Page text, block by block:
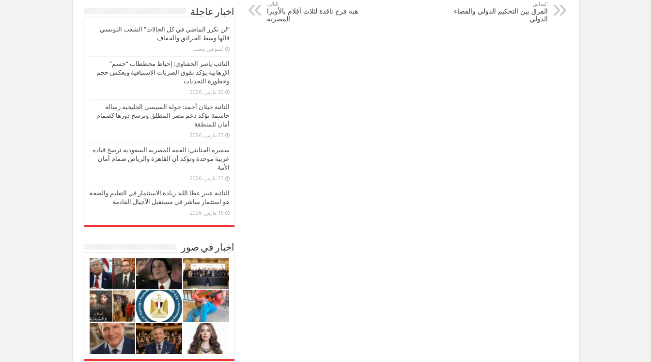
السابق
الفرق بين التحكيم الدولي والقضاء
الدولي
التالي
هبه فرج ناقدة لثلاث أفلام بالأوبرا
المصرية
اخبار عاجلة
“لن نكرر الماضي في كل الحالات” الشعب التونسي
قالها وسط الحرائق والجفاف
‏أسبوعين مضت
النائب ياسر الحفناوي: إحباط مخططات “حسم”
الإرهابية يؤكد تفوق الضربات الاستباقية ويعكس حجم
وخطورة التحديات
30 مارس، 2026
النائبة جيلان أحمد: جولة السيسي الخليجية رسالة
حاسمة تؤكد دعم مصر المطلق وترسخ دورها كصمام
أمان للمنطقة
23 مارس، 2026
سميرة الجنايني: القمة المصرية السعودية ترسخ قيادة
عربية موحدة وتؤكد أن القاهرة والرياض صمام أمان
الأمة
23 مارس، 2026
النائبة عبير عطا الله: زيادة الاستثمار في التعليم والصحة
هو استثمار مباشر في مستقبل الأجيال القادمة
15 مارس، 2026
اخبار في صور